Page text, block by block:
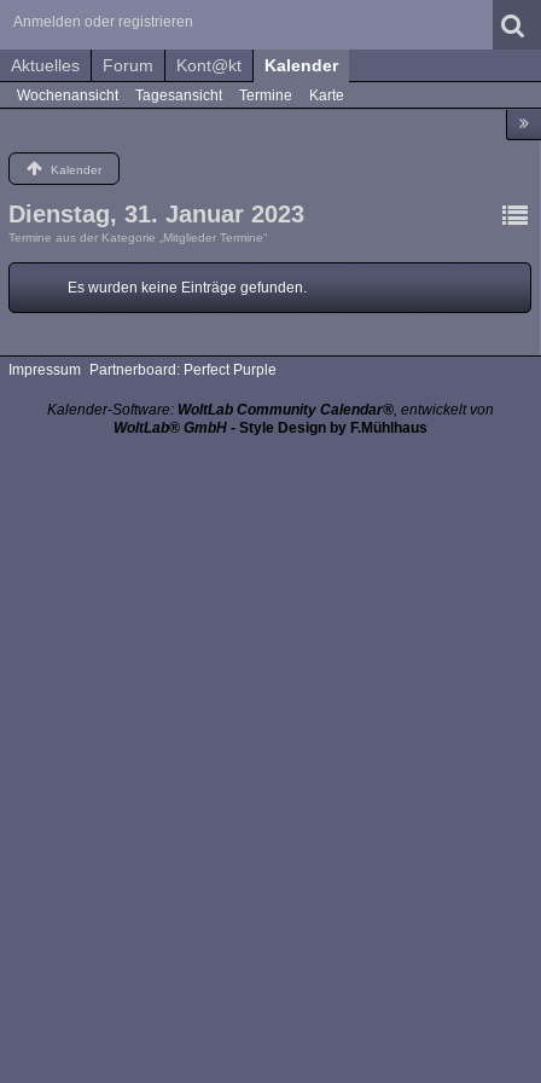
Anmelden oder registrieren
Aktuelles Forum Kont@kt Kalender
Wochenansicht Tagesansicht Termine Karte
Kalender
Dienstag, 31. Januar 2023
Termine aus der Kategorie „Mitglieder Termine“
Es wurden keine Einträge gefunden.
Impressum Partnerboard: Perfect Purple
Kalender-Software: WoltLab Community Calendar®, entwickelt von
WoltLab® GmbH